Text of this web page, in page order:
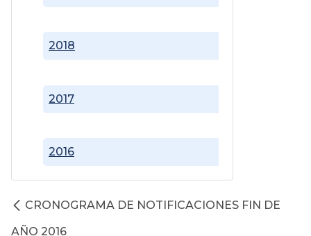
2016
2017
2018
CRONOGRAMA DE NOTIFICACIONES FIN DE
AÑO 2016